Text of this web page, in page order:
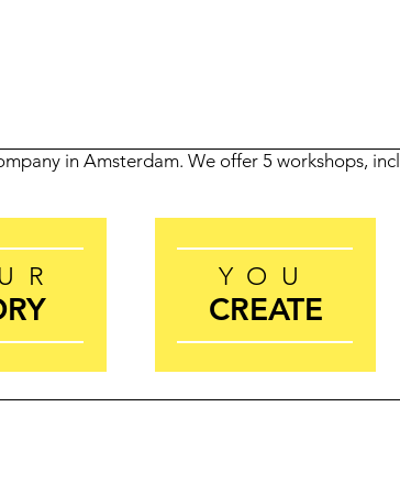
in Amsterdam. We offer 5 workshops,
YOU
CREATE